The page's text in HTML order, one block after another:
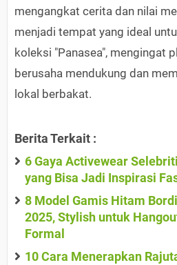
mengangkat cerita dan nilai
menjadi tempat yang ideal
koleksi "Panasea", mengingat
berusaha mendukung dan
lokal berbakat.
Berita Terkait :
6 Gaya Activewear
yang Bisa Jadi Inspirasi
8 Model Gamis Hitam
2025, Stylish untuk
Formal
10 Cara Menerapkan